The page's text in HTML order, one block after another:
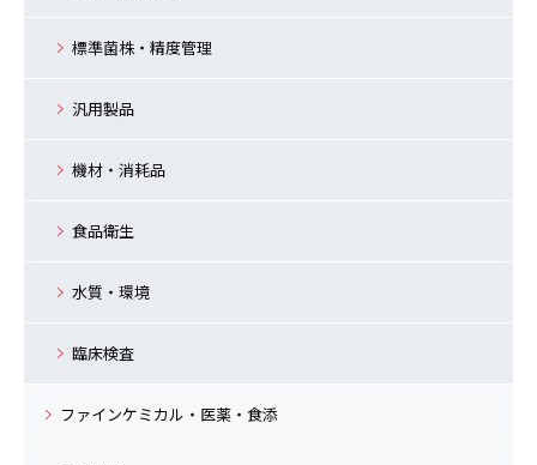
標準菌株・精度管理
汎用製品
機材・消耗品
食品衛生
水質・環境
臨床検査
ファインケミカル・医薬・食添